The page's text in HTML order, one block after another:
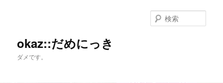
okaz::だめにっき
ダメです。
索